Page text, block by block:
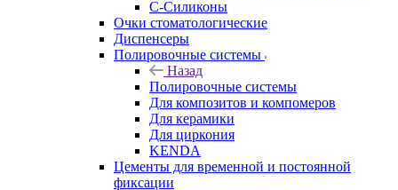
С-Силиконы
Очки стоматологические
Диспенсеры
Полировочные системы
Назад
Полировочные системы
Для композитов и компомеров
Для керамики
Для циркония
KENDA
Цементы для временной и постоянной
фиксации